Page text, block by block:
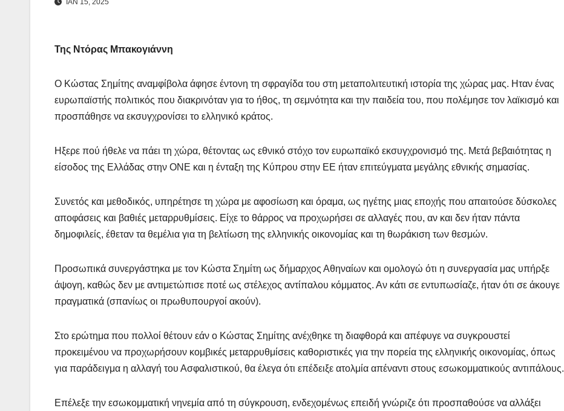
ΙΑΝ 15, 2025
Της Ντόρας Μπακογιάννη
Ο Κώστας Σημίτης αναμφίβολα άφησε έντονη τη σφραγίδα του στη μεταπολιτευτική ιστορία της χώρας μας. Ηταν ένας
ευρωπαϊστής πολιτικός που διακρινόταν για το ήθος, τη σεμνότητα και την παιδεία του, που πολέμησε τον λαϊκισμό και
προσπάθησε να εκσυγχρονίσει το ελληνικό κράτος.
Ηξερε πού ήθελε να πάει τη χώρα, θέτοντας ως εθνικό στόχο τον ευρωπαϊκό εκσυγχρονισμό της. Μετά βεβαιότητας η
είσοδος της Ελλάδας στην ΟΝΕ και η ένταξη της Κύπρου στην ΕΕ ήταν επιτεύγματα μεγάλης εθνικής σημασίας.
Συνετός και μεθοδικός, υπηρέτησε τη χώρα με αφοσίωση και όραμα, ως ηγέτης μιας εποχής που απαιτούσε δύσκολες
αποφάσεις και βαθιές μεταρρυθμίσεις. Είχε το θάρρος να προχωρήσει σε αλλαγές που, αν και δεν ήταν πάντα
δημοφιλείς, έθεταν τα θεμέλια για τη βελτίωση της ελληνικής οικονομίας και τη θωράκιση των θεσμών.
Προσωπικά συνεργάστηκα με τον Κώστα Σημίτη ως δήμαρχος Αθηναίων και ομολογώ ότι η συνεργασία μας υπήρξε
άψογη, καθώς δεν με αντιμετώπισε ποτέ ως στέλεχος αντίπαλου κόμματος. Αν κάτι σε εντυπωσίαζε, ήταν ότι σε άκουγε
πραγματικά (σπανίως οι πρωθυπουργοί ακούν).
Στο ερώτημα που πολλοί θέτουν εάν ο Κώστας Σημίτης ανέχθηκε τη διαφθορά και απέφυγε να συγκρουστεί
προκειμένου να προχωρήσουν κομβικές μεταρρυθμίσεις καθοριστικές για την πορεία της ελληνικής οικονομίας, όπως
για παράδειγμα η αλλαγή του Ασφαλιστικού, θα έλεγα ότι επέδειξε ατολμία απέναντι στους εσωκομματικούς αντιπάλους.
Επέλεξε την εσωκομματική νηνεμία από τη σύγκρουση, ενδεχομένως επειδή γνώριζε ότι προσπαθούσε να αλλάξει